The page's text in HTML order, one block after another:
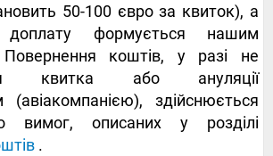
50-100 євро за квиток), а
формується нашим
коштів, у разі не
квитка або ануляції
(авіакомпанією), здійснюється
вимог, описаних у розділі
.